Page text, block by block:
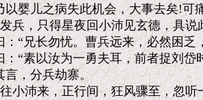
以婴儿之病失此机会，大事去矣!可
，只得星夜回小沛见玄德，具说
：“兄长勿忧。曹兵远来，必然困乏
：“素以汝为一勇夫耳，前者捉刘岱
，分兵劫寨。
沛来，正行间，狂风骤至，忽听